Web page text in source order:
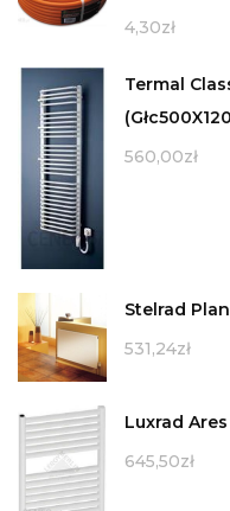
4,30zł
Termal
560,00zł
Stelrad
531,24zł
Luxrad
645,50zł